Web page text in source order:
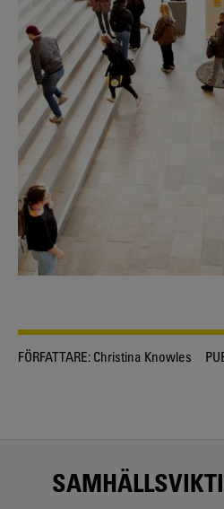
FÖRFATTARE: Christina Knowles